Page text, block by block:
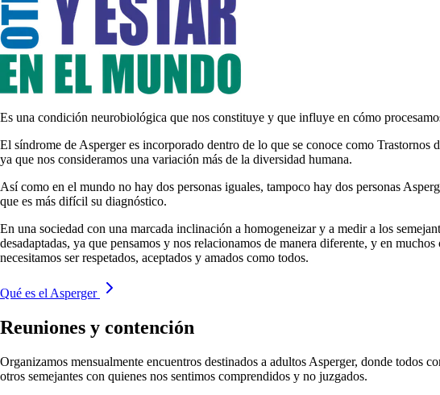
Es una condición neurobiológica que nos constituye y que influye en cómo
El síndrome de Asperger es incorporado dentro de lo que se conoce como
ya que nos consideramos una variación más de la diversidad humana.
Así como en el mundo no hay dos personas iguales, tampoco hay dos personas
que es más difícil su diagnóstico.
En una sociedad con una marcada inclinación a homogeneizar y a medir a los
desadaptadas, ya que pensamos y nos relacionamos de manera diferente, y en
necesitamos ser respetados, aceptados y amados como todos.
Qué es el Asperger
Reuniones y contención
Organizamos mensualmente encuentros destinados a adultos Asperger, donde todos
otros semejantes con quienes nos sentimos comprendidos y no juzgados.